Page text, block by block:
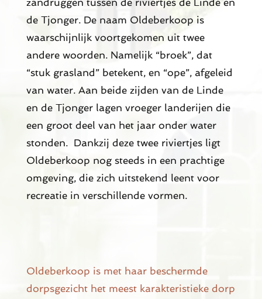
de Tjonger. De naam Oldeberkoop is
waarschijnlijk voortgekomen uit twee
andere woorden. Namelijk “broek”, dat
“stuk grasland” betekent, en “ope”, afgeleid
van water. Aan beide zijden van de Linde
en de Tjonger lagen vroeger landerijen die
een groot deel van het jaar onder water
stonden. Dankzij deze twee riviertjes ligt
Oldeberkoop nog steeds in een prachtige
omgeving, die zich uitstekend leent voor
recreatie in verschillende vormen.
Oldeberkoop is met haar beschermde
dorpsgezicht het meest karakteristieke dorp